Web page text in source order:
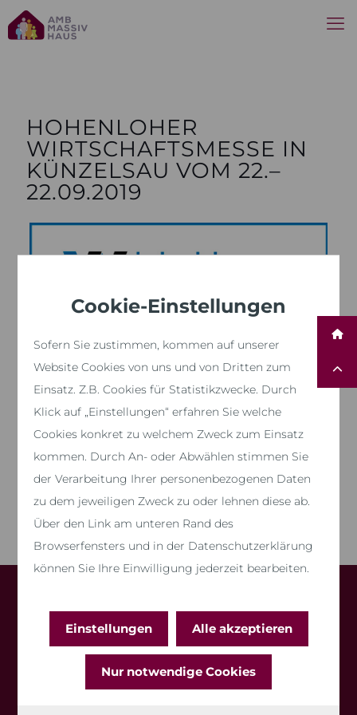
Cookie-Einstellungen
Sofern Sie zustimmen, kommen auf unserer
Website Cookies von uns und von Dritten zum
Einsatz. Z.B. Cookies für Statistikzwecke. Durch
Klick auf „Einstellungen“ erfahren Sie welche
Cookies konkret zu welchem Zweck zum Einsatz
kommen. Durch An- oder Abwählen stimmen Sie
der Verarbeitung Ihrer personenbezogenen Daten
zu dem jeweiligen Zweck zu oder lehnen diese ab.
Über den Link am unteren Rand des
Browserfensters und in der Datenschutzerklärung
können Sie Ihre Einwilligung jederzeit bearbeiten.
Einstellungen Alle akzeptieren
Nur notwendige Cookies
HOHENLOHER
WIRTSCHAFTSMESSE IN
KÜNZELSAU VOM 22.–
22.09.2019
Besuchen Sie uns auf der Hohenloher
vom 20.– 22.09.2019 auf Stand 332 in Halle 3.
Öffnungszeiten sind Fr. + Sa. 10–18 Uhr, So. 10.30–-18 Uhr.
Wir freuen uns auf Sie!
Zentrale und Musterbüro Nord-Baden:
Teichäckerweg 6